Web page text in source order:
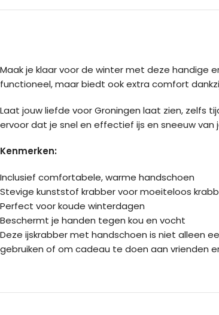
Maak je klaar voor de winter met deze handige
functioneel, maar biedt ook extra comfort
Laat jouw liefde voor Groningen laat zien, zelfs
ervoor dat je snel en effectief ijs en sneeuw
Kenmerken:
Inclusief comfortabele, warme handschoen
Stevige kunststof krabber voor moeiteloos
Perfect voor koude winterdagen
Beschermt je handen tegen kou en vocht
Deze ijskrabber met handschoen is niet alleen
gebruiken of om cadeau te doen aan vrienden